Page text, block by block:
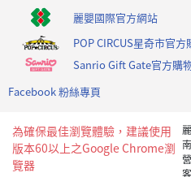
麗嬰國際官方網站
POP CIRCUS星奇市官
Sanrio Gift Gate官方購
Facebook 粉絲專頁
為確保最佳瀏覽體驗，建議使用
版本60以上之Google Chrome瀏
覽器